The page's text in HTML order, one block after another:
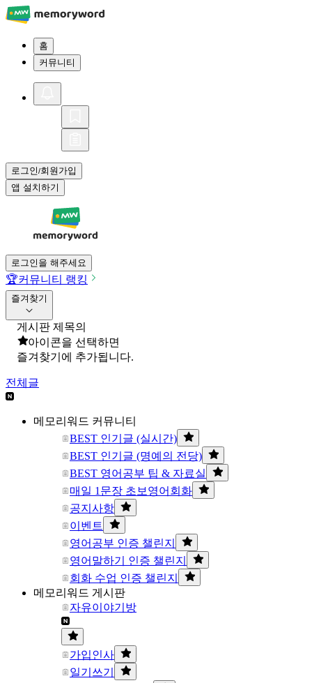
홈
커뮤니티
로그인/회원가입
앱 설치하기
로그인을 해주세요
🏆커뮤니티 랭킹
즐겨찾기
게시판 제목의
아이콘을 선택하면
즐겨찾기에 추가됩니다.
전체글
메모리워드 커뮤니티
BEST 인기글 (실시간)
BEST 인기글 (명예의 전당)
BEST 영어공부 팁 & 자료실
매일 1문장 초보영어회화
공지사항
이벤트
영어공부 인증 챌린지
영어말하기 인증 챌린지
회화 수업 인증 챌린지
메모리워드 게시판
자유이야기방
가입인사
일기쓰기